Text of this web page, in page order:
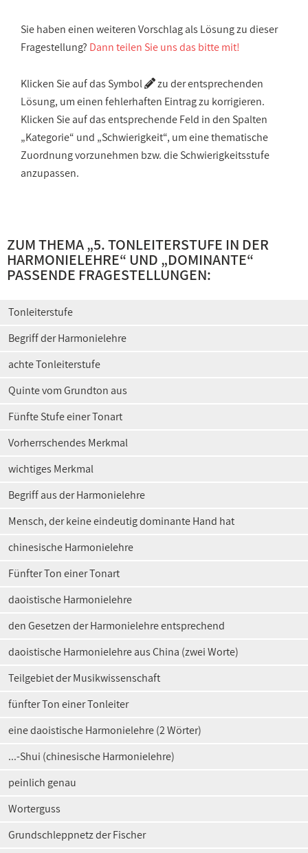
Sie haben einen weiteren Vorschlag als Lösung zu dieser
Fragestellung? Dann teilen Sie uns das bitte mit!
Klicken Sie auf das Symbol
zu der entsprechenden
Lösung, um einen fehlerhaften Eintrag zu korrigieren.
Klicken Sie auf das entsprechende Feld in den Spalten
„Kategorie“ und „Schwierigkeit“, um eine thematische
Zuordnung vorzunehmen bzw. die Schwierigkeitsstufe
anzupassen.
ZUM THEMA „5. TONLEITERSTUFE IN DER
HARMONIELEHRE“ UND „DOMINANTE“
PASSENDE FRAGESTELLUNGEN:
Tonleiterstufe
Begriff der Harmonielehre
achte Tonleiterstufe
Quinte vom Grundton aus
Fünfte Stufe einer Tonart
Vorherrschendes Merkmal
wichtiges Merkmal
Begriff aus der Harmonielehre
Mensch, der keine eindeutig dominante Hand hat
chinesische Harmonielehre
Fünfter Ton einer Tonart
daoistische Harmonielehre
den Gesetzen der Harmonielehre entsprechend
daoistische Harmonielehre aus China (zwei Worte)
Teilgebiet der Musikwissenschaft
fünfter Ton einer Tonleiter
eine daoistische Harmonielehre (2 Wörter)
...-Shui (chinesische Harmonielehre)
peinlich genau
Worterguss
Grundschleppnetz der Fischer